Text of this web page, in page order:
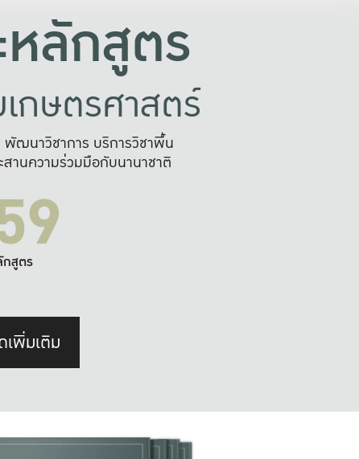
ลักสูตร
กษตรศาสตร์
ฒนาวิชาการ บริการวิชาพื้น
สานความร่วมมือกับนานาชาติ
สูตร
เพิ่มเติม